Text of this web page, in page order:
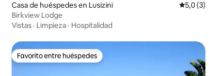
Casa de huéspedes en Lusizini
5,0 (3)
Birkview Lodge
Vistas · Limpieza · Hospitalidad
Favorito entre huéspedes
Favorito entre huéspedes